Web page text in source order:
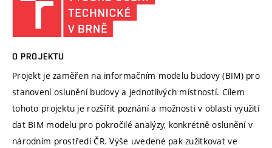
O PROJEKTU
Projekt je zaměřen na informačním modelu budovy (BIM) pro
stanovení oslunění budovy a jednotlivých místností. Cílem
tohoto projektu je rozšířit poznání a možnosti v oblasti využití
dat BIM modelu pro pokročilé analýzy, konkrétně oslunění v
národním prostředí ČR. Výše uvedené pak zužitkovat ve